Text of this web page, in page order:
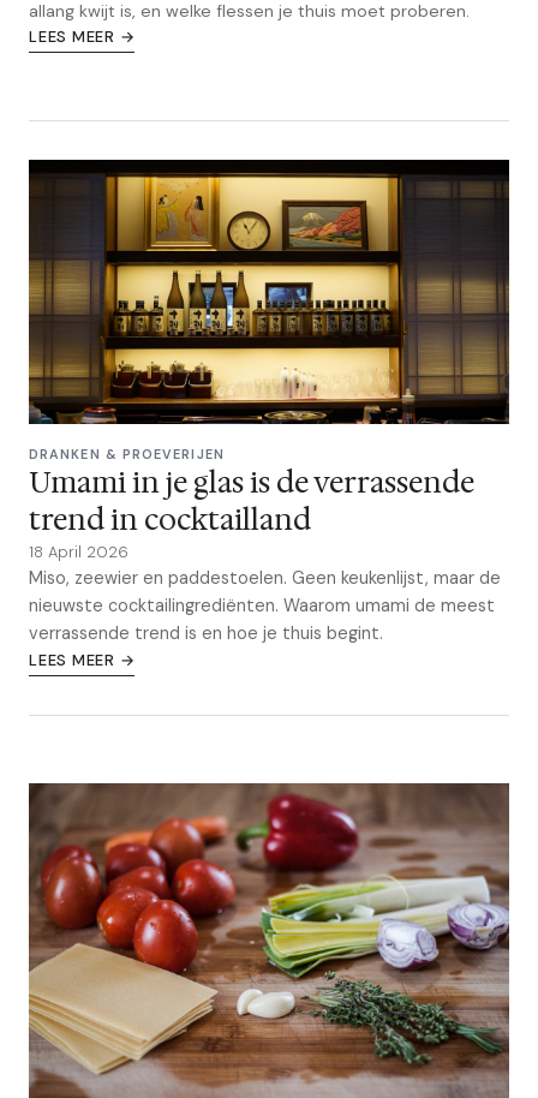
allang kwijt is, en welke flessen je thuis moet proberen.
LEES MEER →
DRANKEN & PROEVERIJEN
Umami in je glas is de verrassende
trend in cocktailland
18 April 2026
Miso, zeewier en paddestoelen. Geen keukenlijst, maar de
nieuwste cocktailingrediënten. Waarom umami de meest
verrassende trend is en hoe je thuis begint.
LEES MEER →